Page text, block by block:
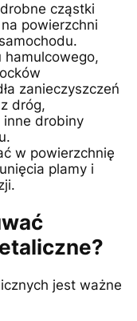
cząstki
powierzchni
hamulcowego,
zanieczyszczeń
dróg,
inne drobiny
w powierzchnię
plamy i
jest ważne